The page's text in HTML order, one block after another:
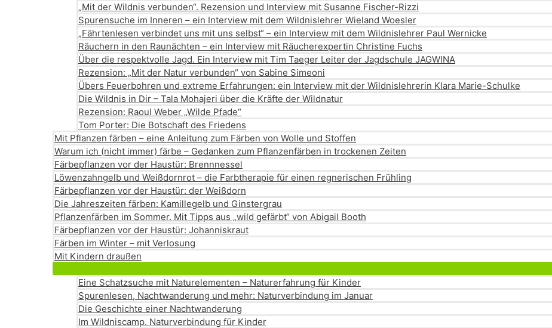
„Mit der Wildnis verbunden“. Rezension und Interview mit Susanne Fischer-Rizzi
Spurensuche im Inneren – ein Interview mit dem Wildnislehrer Wieland Woesler
„Fährtenlesen verbindet uns mit uns selbst“ – ein Interview mit dem Wildnislehrer Paul Wernicke
Räuchern in den Raunächten – ein Interview mit Räucherexpertin Christine Fuchs
Über die respektvolle Jagd. Ein Interview mit Tim Taeger Leiter der Jagdschule JAGWINA
Rezension: „Mit der Natur verbunden“ von Sabine Simeoni
Übers Feuerbohren und extreme Erfahrungen: ein Interview mit der Wildnislehrerin Klara Marie-Schulke
Die Wildnis in Dir – Tala Mohajeri über die Kräfte der Wildnatur
Rezension: Raoul Weber „Wilde Pfade“
Tom Porter: Die Botschaft des Friedens
Mit Pflanzen färben – eine Anleitung zum Färben von Wolle und Stoffen
Warum ich (nicht immer) färbe – Gedanken zum Pflanzenfärben in trockenen Zeiten
Färbepflanzen vor der Haustür: Brennnessel
Löwenzahngelb und Weißdornrot – die Farbtherapie für einen regnerischen Frühling
Färbepflanzen vor der Haustür: der Weißdorn
Die Jahreszeiten färben: Kamillegelb und Ginstergrau
Pflanzenfärben im Sommer. Mit Tipps aus „wild gefärbt“ von Abigail Booth
Färbepflanzen vor der Haustür: Johanniskraut
Färben im Winter – mit Verlosung
Mit Kindern draußen
Eine Schatzsuche mit Naturelementen – Naturerfahrung für Kinder
Spurenlesen, Nachtwanderung und mehr: Naturverbindung im Januar
Die Geschichte einer Nachtwanderung
Im Wildniscamp. Naturverbindung für Kinder